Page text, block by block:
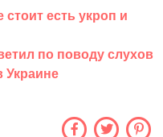
есть укроп и
по поводу слухов
Украине